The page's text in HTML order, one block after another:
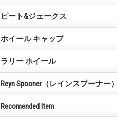
ピート&ジェークス
ホイール キャップ
ラリー ホイール
Reyn Spooner（レインスプーナー）
Recomended Item